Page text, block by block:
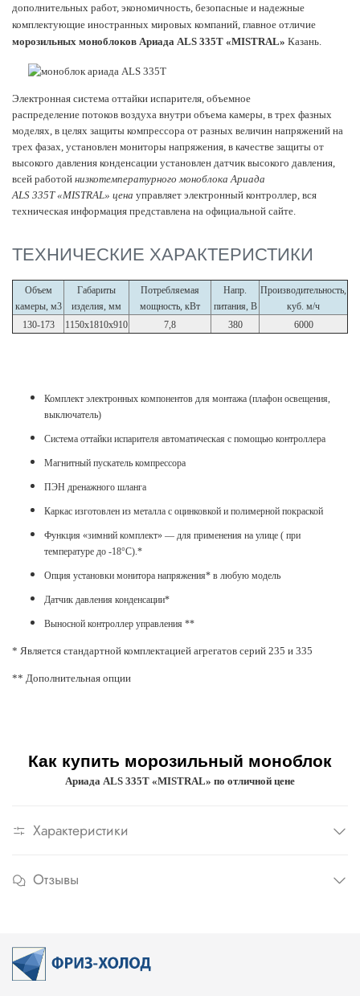
дополнительных работ, экономичность, безопасные и надежные
комплектующие иностранных мировых компаний, главное отличие
морозильных моноблоков Ариада ALS 335T «MISTRAL» Казань.
Электронная система оттайки испарителя, объемное
распределение потоков воздуха внутри объема камеры, в трех фазных
моделях, в целях защиты компрессора от разных величин напряжений на
трех фазах, установлен мониторы напряжения, в качестве защиты от
высокого давления конденсации установлен датчик высокого давления,
всей работой низкотемпературного моноблока Ариада
ALS 335T «MISTRAL» цена управляет электронный контроллер, вся
техническая информация представлена на официальной сайте.
ТЕХНИЧЕСКИЕ ХАРАКТЕРИСТИКИ
Объем
камеры, м3
Габариты
изделия, мм
Потребляемая
мощность, кВт
Напр.
питания, В
Производительность,
куб. м/ч
130-173
1150x1810x910 7,8 380 6000
Комплект электронных компонентов для монтажа (плафон освещения,
выключатель)
Система оттайки испарителя автоматическая с помощью контроллера
Магнитный пускатель компрессора
ПЭН дренажного шланга
Каркас изготовлен из металла с оцинковкой и полимерной покраской
Функция «зимний комплект» ― для применения на улице ( при
температуре до -18°С).*
Опция установки монитора напряжения* в любую модель
Датчик давления конденсации*
Выносной контроллер управления **
* Является стандартной комплектацией агрегатов серий 235 и 335
** Дополнительная опции
Как купить морозильный моноблок
Ариада ALS 335T «MISTRAL» по отличной цене
Характеристики
Отзывы